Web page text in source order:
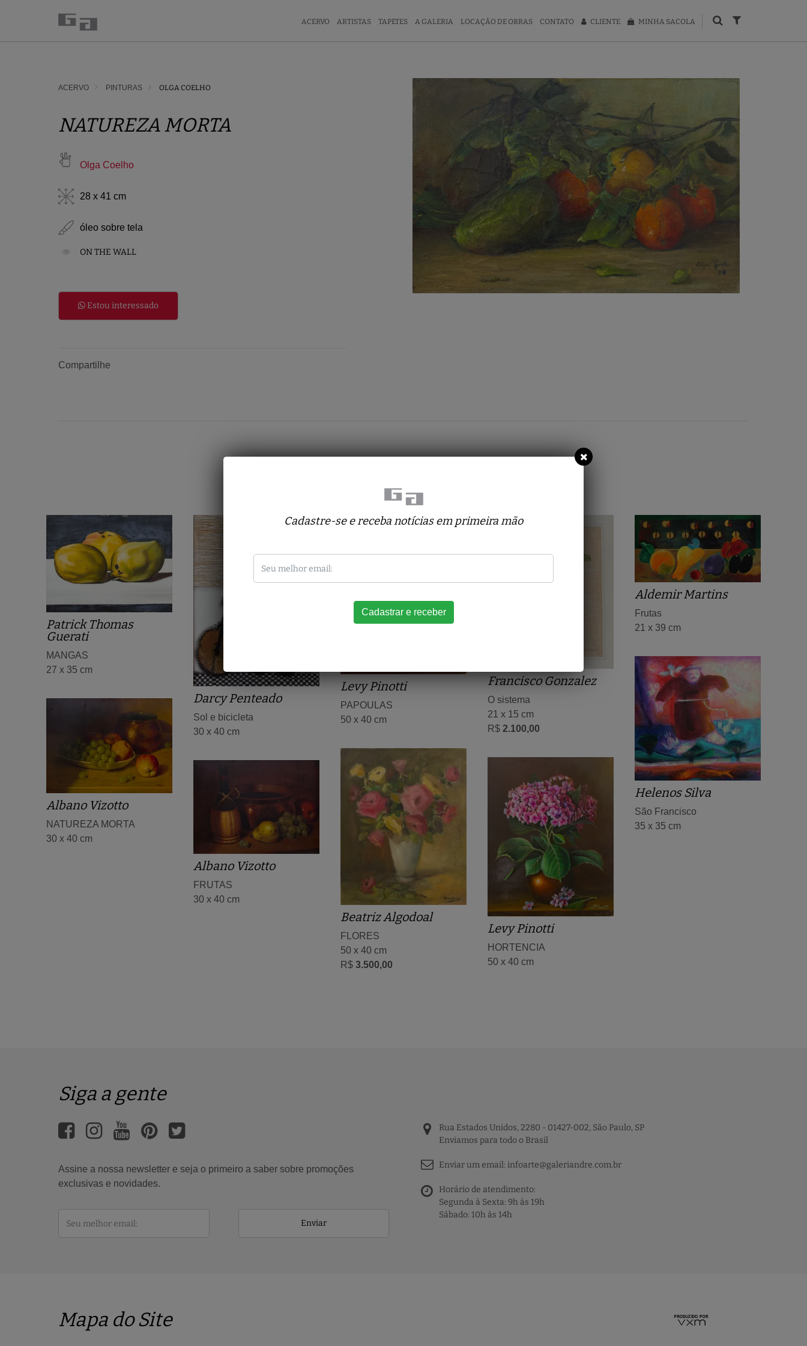
ACERVO ARTISTAS TAPETES A GALERIA LOCAÇÃO DE OBRAS CONTATO CLIENTE MINHA SACOLA
ACERVO PINTURAS OLGA COELHO
NATUREZA MORTA
Olga Coelho
28 x 41 cm
óleo sobre tela
ON THE WALL
Estou interessado
Compartilhe
Patrick Thomas
Guerati
MANGAS
27 x 35 cm
Darcy Penteado
Sol e bicicleta
30 x 40 cm
Levy Pinotti
PAPOULAS
50 x 40 cm
Francisco Gonzalez
O sistema
21 x 15 cm
R$ 2.100,00
Aldemir Martins
Frutas
21 x 39 cm
Helenos Silva
São Francisco
35 x 35 cm
Albano Vizotto
NATUREZA MORTA
30 x 40 cm
Beatriz Algodoal
FLORES
50 x 40 cm
R$ 3.500,00
Levy Pinotti
HORTENCIA
50 x 40 cm
Albano Vizotto
FRUTAS
30 x 40 cm
Siga a gente
Assine a nossa newsletter e seja o primeiro a saber sobre promoções
exclusivas e novidades.
Enviar
Rua Estados Unidos, 2280 - 01427-002, São Paulo, SP
Enviamos para todo o Brasil
Enviar um email: infoarte@galeriandre.com.br
Horário de atendimento:
Segunda à Sexta: 9h às 19h
Sábado: 10h às 14h
Mapa do Site
Cadastre-se e receba notícias em primeira mão